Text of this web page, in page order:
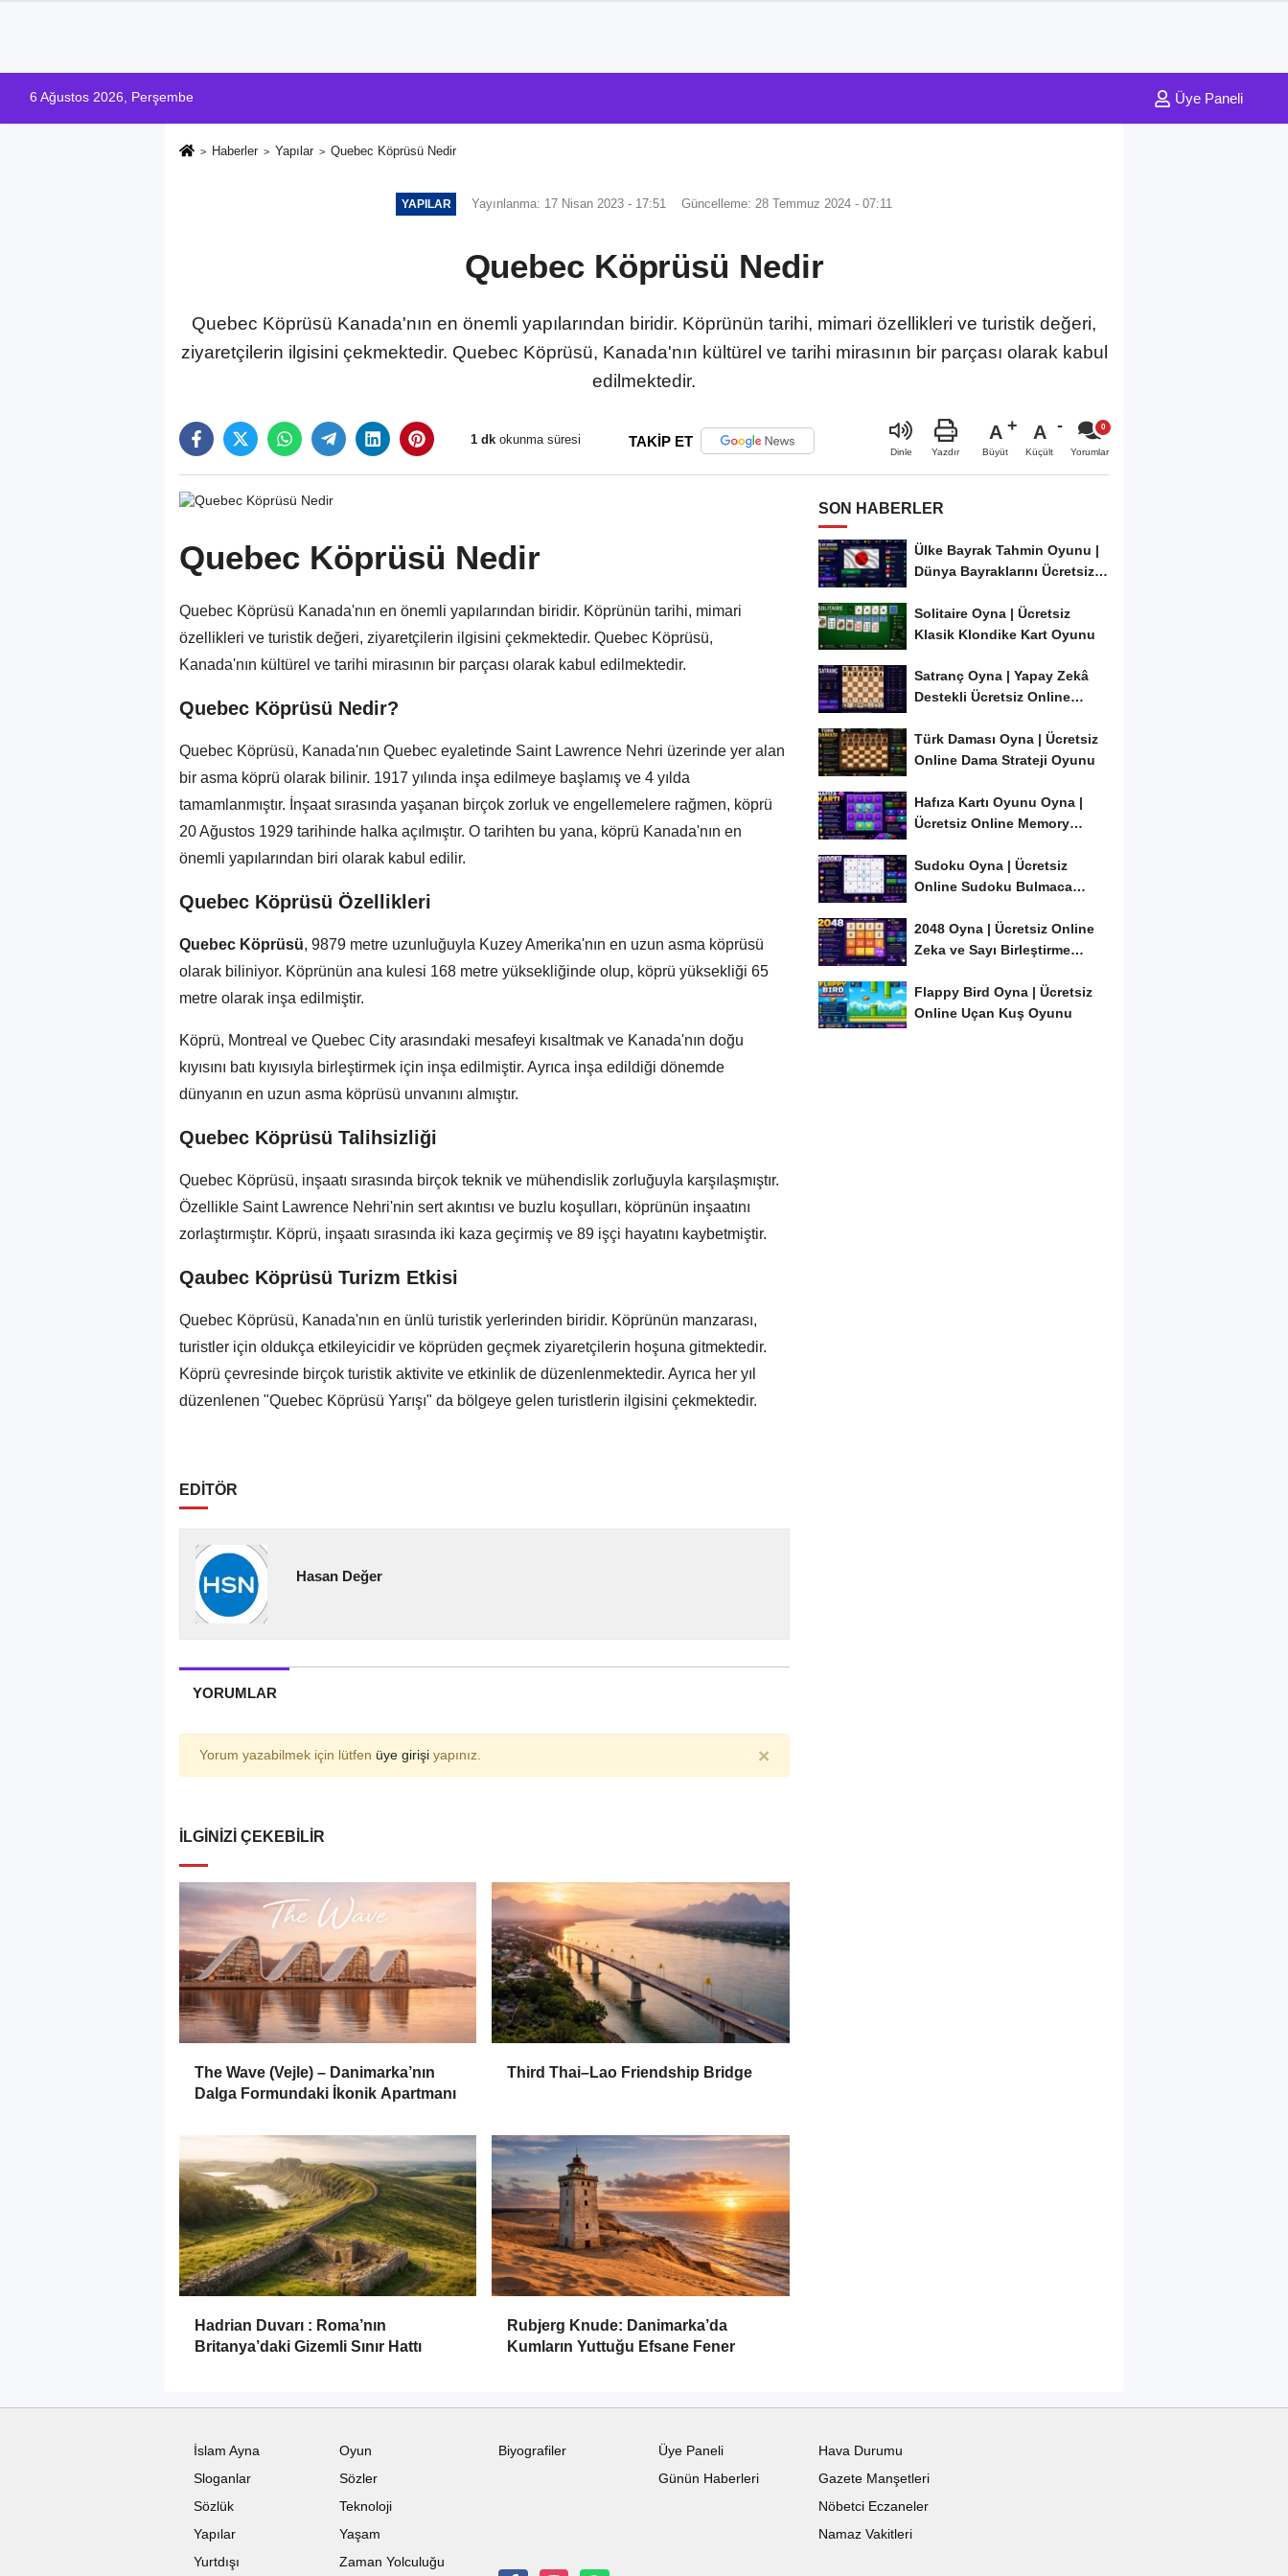
6 Ağustos 2026, Perşembe Üye Paneli
Haberler Yapılar Quebec Köprüsü Nedir
YAPILAR Yayınlanma: 17 Nisan 2023 - 17:51 Güncelleme: 28 Temmuz 2024 - 07:11
Quebec Köprüsü Nedir
Quebec Köprüsü Kanada'nın en önemli yapılarından biridir. Köprünün tarihi, mimari özellikleri ve turistik değeri,
ziyaretçilerin ilgisini çekmektedir. Quebec Köprüsü, Kanada'nın kültürel ve tarihi mirasının bir parçası olarak kabul
edilmektedir.
1 dk okunma süresi TAKİP ET
Dinle Yazdır
A
Büyüt
A
Küçült Yorumlar
Quebec Köprüsü Nedir
Quebec Köprüsü Kanada'nın en önemli yapılarından biridir. Köprünün tarihi, mimari
özellikleri ve turistik değeri, ziyaretçilerin ilgisini çekmektedir. Quebec Köprüsü,
Kanada'nın kültürel ve tarihi mirasının bir parçası olarak kabul edilmektedir.
Quebec Köprüsü Nedir?
Quebec Köprüsü, Kanada'nın Quebec eyaletinde Saint Lawrence Nehri üzerinde yer alan
bir asma köprü olarak bilinir. 1917 yılında inşa edilmeye başlamış ve 4 yılda
tamamlanmıştır. İnşaat sırasında yaşanan birçok zorluk ve engellemelere rağmen, köprü
20 Ağustos 1929 tarihinde halka açılmıştır. O tarihten bu yana, köprü Kanada'nın en
önemli yapılarından biri olarak kabul edilir.
Quebec Köprüsü Özellikleri
Quebec Köprüsü, 9879 metre uzunluğuyla Kuzey Amerika'nın en uzun asma köprüsü
olarak biliniyor. Köprünün ana kulesi 168 metre yüksekliğinde olup, köprü yüksekliği 65
metre olarak inşa edilmiştir.
Köprü, Montreal ve Quebec City arasındaki mesafeyi kısaltmak ve Kanada'nın doğu
kıyısını batı kıyısıyla birleştirmek için inşa edilmiştir. Ayrıca inşa edildiği dönemde
dünyanın en uzun asma köprüsü unvanını almıştır.
Quebec Köprüsü Talihsizliği
Quebec Köprüsü, inşaatı sırasında birçok teknik ve mühendislik zorluğuyla karşılaşmıştır.
Özellikle Saint Lawrence Nehri'nin sert akıntısı ve buzlu koşulları, köprünün inşaatını
zorlaştırmıştır. Köprü, inşaatı sırasında iki kaza geçirmiş ve 89 işçi hayatını kaybetmiştir.
Qaubec Köprüsü Turizm Etkisi
Quebec Köprüsü, Kanada'nın en ünlü turistik yerlerinden biridir. Köprünün manzarası,
turistler için oldukça etkileyicidir ve köprüden geçmek ziyaretçilerin hoşuna gitmektedir.
Köprü çevresinde birçok turistik aktivite ve etkinlik de düzenlenmektedir. Ayrıca her yıl
düzenlenen "Quebec Köprüsü Yarışı" da bölgeye gelen turistlerin ilgisini çekmektedir.
EDİTÖR
Hasan Değer
YORUMLAR
Yorum yazabilmek için lütfen üye girişi yapınız. ×
İLGINIZI ÇEKEBILIR
The Wave (Vejle) – Danimarka’nın
Dalga Formundaki İkonik Apartmanı
Third Thai–Lao Friendship Bridge
Hadrian Duvarı : Roma’nın
Britanya’daki Gizemli Sınır Hattı
Rubjerg Knude: Danimarka’da
Kumların Yuttuğu Efsane Fener
SON HABERLER
Ülke Bayrak Tahmin Oyunu |
Dünya Bayraklarını Ücretsiz
Solitaire Oyna | Ücretsiz
Klasik Klondike Kart Oyunu
Satranç Oyna | Yapay Zekâ
Destekli Ücretsiz Online
Türk Daması Oyna | Ücretsiz
Online Dama Strateji Oyunu
Hafıza Kartı Oyunu Oyna |
Ücretsiz Online Memory
Sudoku Oyna | Ücretsiz
Online Sudoku Bulmaca
2048 Oyna | Ücretsiz Online
Zeka ve Sayı Birleştirme
Flappy Bird Oyna | Ücretsiz
Online Uçan Kuş Oyunu
İslam Ayna
Oyun
Sloganlar
Sözler
Sözlük
Teknoloji
Yapılar
Yaşam
Yurtdışı
Zaman Yolculuğu
Biyografiler
Üye Paneli
Günün Haberleri
Hava Durumu
Gazete Manşetleri
Nöbetci Eczaneler
Namaz Vakitleri